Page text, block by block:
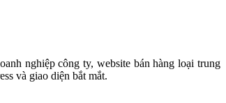
nghiệp công ty, website bán hàng loại trung
và giao diện bắt mắt.